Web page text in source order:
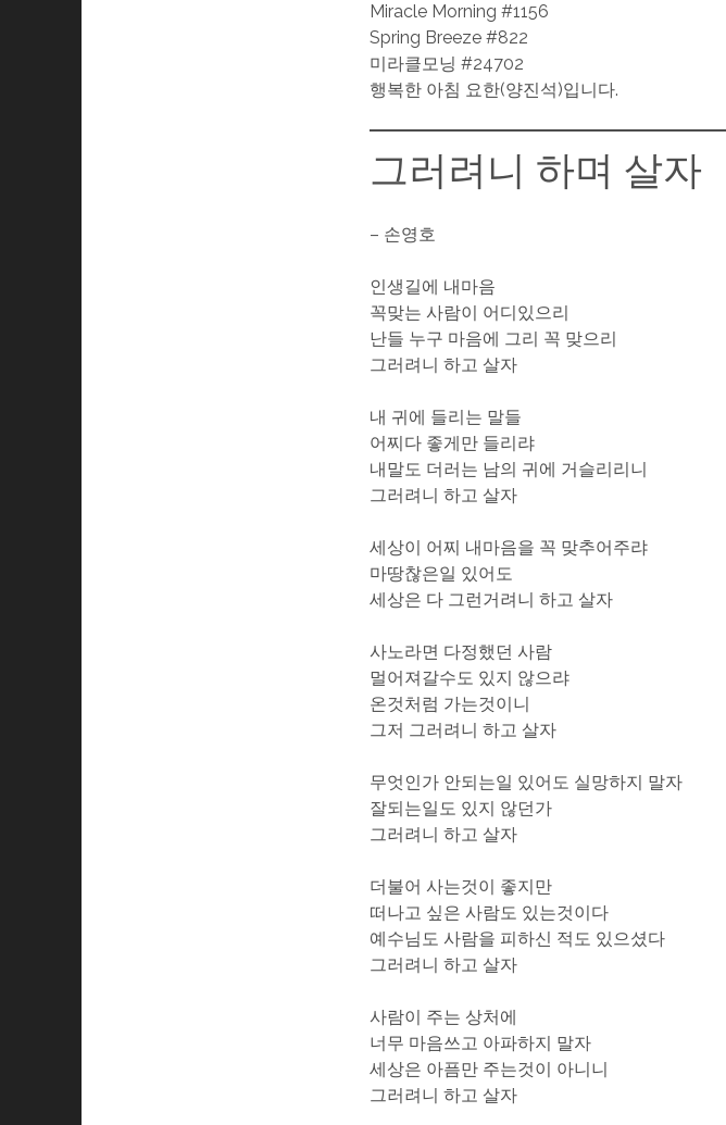
Miracle Morning #1156
Spring Breeze #822
미라클모닝 #24702
행복한 아침 요한(양진석)입니다.
그러려니 하며 살자
– 손영호
인생길에 내마음
꼭맞는 사람이 어디있으리
난들 누구 마음에 그리 꼭 맞으리
그러려니 하고 살자
내 귀에 들리는 말들
어찌다 좋게만 들리랴
내말도 더러는 남의 귀에 거슬리리니
그러려니 하고 살자
세상이 어찌 내마음을 꼭 맞추어주랴
마땅찮은일 있어도
세상은 다 그런거려니 하고 살자
사노라면 다정했던 사람
멀어져갈수도 있지 않으랴
온것처럼 가는것이니
그저 그러려니 하고 살자
무엇인가 안되는일 있어도 실망하지 말자
잘되는일도 있지 않던가
그러려니 하고 살자
더불어 사는것이 좋지만
떠나고 싶은 사람도 있는것이다
예수님도 사람을 피하신 적도 있으셨다
그러려니 하고 살자
사람이 주는 상처에
너무 마음쓰고 아파하지 말자
세상은 아픔만 주는것이 아니니
그러려니 하고 살자